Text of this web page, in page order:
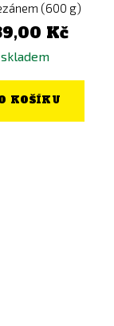
(600 g)
Kč
skladem
KOŠÍKU